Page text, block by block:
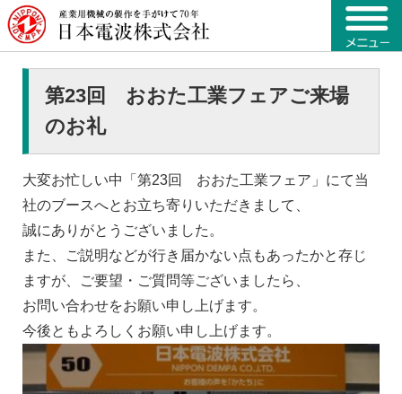
第23回 おおた工業フェアご来場
のお礼
大変お忙しい中「第23回 おおた工業フェア」にて当
社のブースへとお立ち寄りいただきまして、
誠にありがとうございました。
また、ご説明などが行き届かない点もあったかと存じ
ますが、ご要望・ご質問等ございましたら、
お問い合わせをお願い申し上げます。
今後ともよろしくお願い申し上げます。